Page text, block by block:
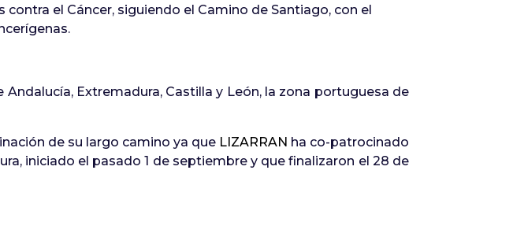
el Cáncer, siguiendo el Camino de Santiago, con el
Extremadura, Castilla y León, la zona portuguesa de
de su largo camino ya que LIZARRAN ha co-patrocinado
iniciado el pasado 1 de septiembre y que finalizaron el 28 de